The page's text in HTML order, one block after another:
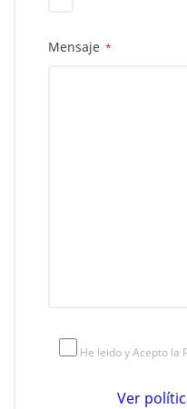
Mensaje *
He leido y Acepto la
Ver